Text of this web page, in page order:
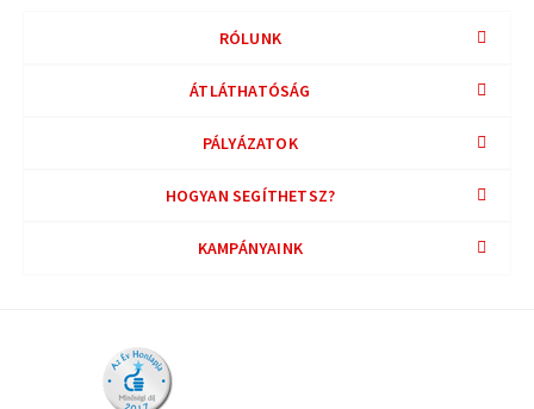
RÓLUNK
ÁTLÁTHATÓSÁG
PÁLYÁZATOK
HOGYAN SEGÍTHETSZ?
KAMPÁNYAINK